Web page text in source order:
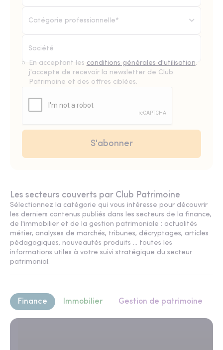
Catégorie professionnelle*
En acceptant les conditions générales d'utilisation,
j'accepte de recevoir la newsletter de Club
Patrimoine et des offres ciblées.
Les secteurs couverts par Club Patrimoine
Sélectionnez la catégorie qui vous intéresse pour découvrir
les derniers contenus publiés dans les secteurs de la finance,
de l'immobilier et de la gestion patrimoniale : actualités
métier, analyses de marchés, tribunes, décryptages, articles
pédagogiques, nouveautés produits ... toutes les
informations utiles à votre suivi stratégique du secteur
patrimonial.
Finance Immobilier Gestion de patrimoine